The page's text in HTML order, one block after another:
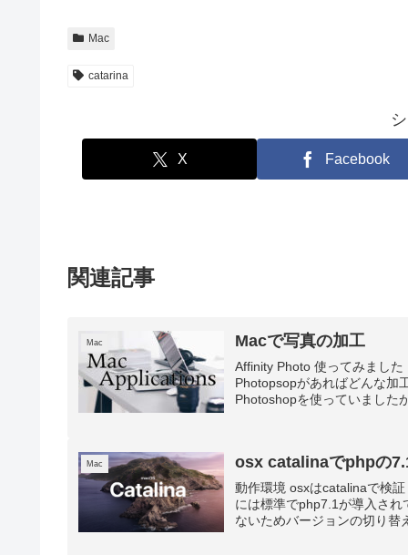
Mac
catarina
X Facebook
関連記事
Mac Macで写真の加工
Affinity Photo 使ってみまし
Photopsopがあればどんな加
Photoshopを使っていました
Mac osx catalinaでphpの
動作環境 osxはcatalinaで検
には標準でphp7.1が導入さ
ないためバージョンの切り替